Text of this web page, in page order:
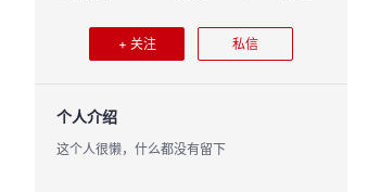
+ 关注 私信
个人介绍
这个人很懒，什么都没有留下